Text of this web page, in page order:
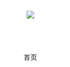
首页